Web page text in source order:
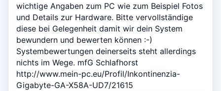
wichtige Angaben zum PC wie zum Beispiel Fotos
und Details zur Hardware. Bitte vervollständige
diese bei Gelegenheit damit wir dein System
bewundern und bewerten können :-)
Systembewertungen deinerseits steht allerdings
nichts im Wege. mfG Schlafhorst
http://www.mein-pc.eu/Profil/Inkontinenzia-
Gigabyte-GA-X58A-UD7/21615